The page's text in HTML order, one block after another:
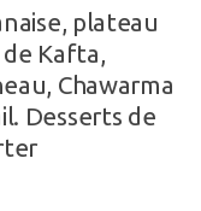
plateau
Kafta,
Chawarma
Desserts de